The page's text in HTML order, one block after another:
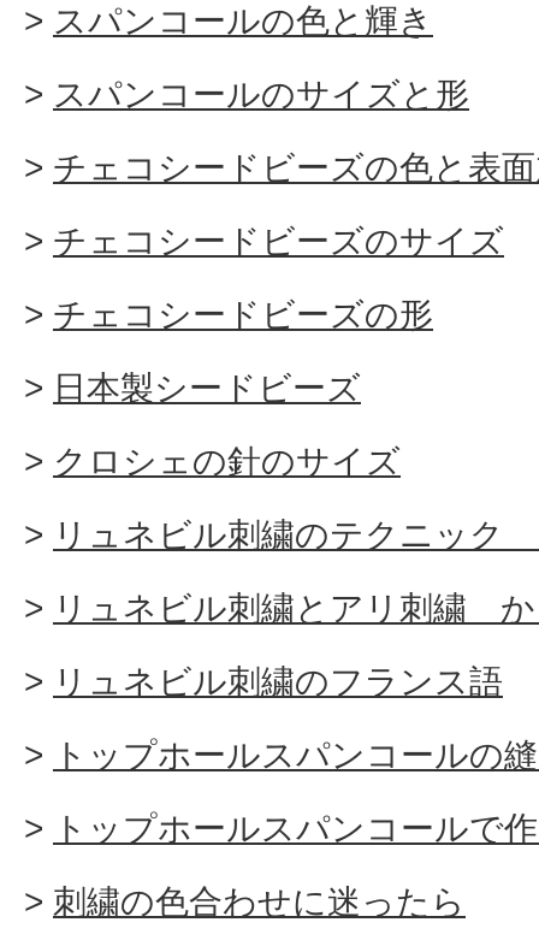
スパンコールの色と輝き
スパンコールのサイズと形
チェコシードビーズの色と表
チェコシードビーズのサイズ
チェコシードビーズの形
日本製シードビーズ
クロシェの針のサイズ
リュネビル刺繍のテクニック
リュネビル刺繍とアリ刺繍
リュネビル刺繍のフランス語
トップホールスパンコールの
トップホールスパンコールで
刺繍の色合わせに迷ったら